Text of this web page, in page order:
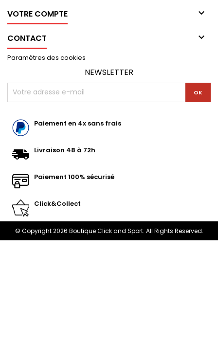
VOTRE COMPTE 
CONTACT 
Paramètres des cookies
NEWSLETTER
Paiement en 4x sans frais
Livraison 48 à 72h
Paiement 100% sécurisé
Click&Collect
© Copyright 2026 Boutique Click and Sport. All Rights Reserved.